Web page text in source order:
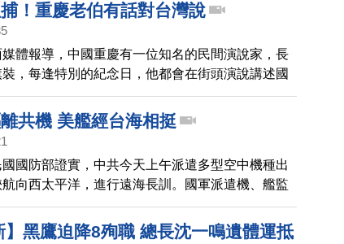
！重慶老伯有話對台灣說
體報導，中國重慶有一位知名的民間演說家，長
，每逢特別的紀念日，他都會在街頭演說講述國
，為此他已經被中共抓捕了數十次，消息引起網
說他是 「戳破中共92共識的阿伯」。新唐人記者
來聽他想跟台灣民眾說什麼。我們的，獨家報
共機 美艦經台海相挺
國防部證實，中共今天上午派遣多型空中機種出
向西太平洋，進行遠海長訓。國軍派遣機、艦監
與海疆安全，而有平面媒體還公佈一段無線電錄
國軍嚴厲警告，驅離了共機。
】黑鷹迫降8殉職 總長沈一鳴遺體運抵